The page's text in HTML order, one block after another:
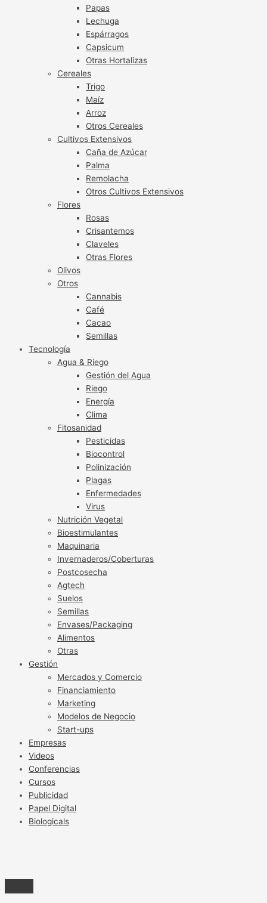
Papas
Lechuga
Espárragos
Capsicum
Otras Hortalizas
Cereales
Trigo
Maíz
Arroz
Otros Cereales
Cultivos Extensivos
Caña de Azúcar
Palma
Remolacha
Otros Cultivos Extensivos
Flores
Rosas
Crisantemos
Claveles
Otras Flores
Olivos
Otros
Cannabis
Café
Cacao
Semillas
Tecnología
Agua & Riego
Gestión del Agua
Riego
Energía
Clima
Fitosanidad
Pesticidas
Biocontrol
Polinización
Plagas
Enfermedades
Virus
Nutrición Vegetal
Bioestimulantes
Maquinaria
Invernaderos/Coberturas
Postcosecha
Agtech
Suelos
Semillas
Envases/Packaging
Alimentos
Otras
Gestión
Mercados y Comercio
Financiamiento
Marketing
Modelos de Negocio
Start-ups
Empresas
Videos
Conferencias
Cursos
Publicidad
Papel Digital
Biologicals